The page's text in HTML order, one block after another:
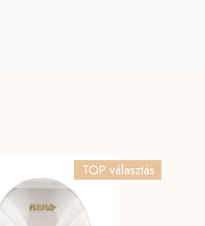
TOP választás